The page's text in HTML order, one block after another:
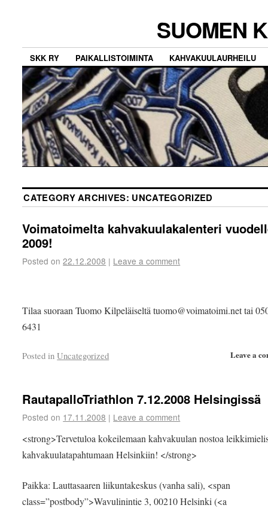
SUOMEN
SKK RY PAIKALLISTOIMINTA KAHVAKUULAURHEILU
CATEGORY ARCHIVES: UNCATEGORIZED
Voimatoimelta kahvakuulakalenteri
2009!
Posted on 22.12.2008 | Leave a comment
Tilaa suoraan Tuomo Kilpeläiseltä tuomo@voimatoimi.net tai
6431
Leave a
Posted in Uncategorized
RautapalloTriathlon 7.12.2008 Helsingissä
Posted on 17.11.2008 | Leave a comment
<strong>Tervetuloa kokeilemaan kahvakuulan nostoa
kahvakuulatapahtumaan Helsinkiin! </strong>
Paikka: Lauttasaaren liikuntakeskus (vanha sali), <span
class=”postbody”>Wavulinintie 3, 00210 Helsinki (<a